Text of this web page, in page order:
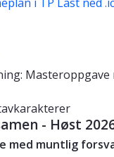
Masteroppgave
- Høst
med muntlig